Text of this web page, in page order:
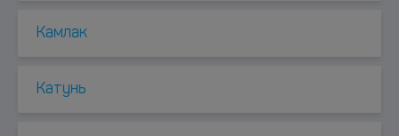
Камлак
Катунь